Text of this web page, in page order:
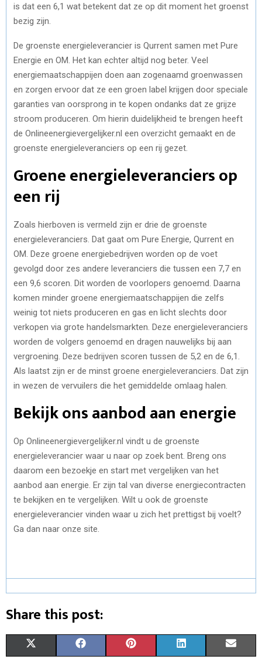
is dat een 6,1 wat betekent dat ze op dit moment het groenst
bezig zijn.
De groenste energieleverancier is Qurrent samen met Pure
Energie en OM. Het kan echter altijd nog beter. Veel
energiemaatschappijen doen aan zogenaamd groenwassen
en zorgen ervoor dat ze een groen label krijgen door speciale
garanties van oorsprong in te kopen ondanks dat ze grijze
stroom produceren. Om hierin duidelijkheid te brengen heeft
de Onlineenergievergelijker.nl een overzicht gemaakt en de
groenste energieleveranciers op een rij gezet.
Groene energieleveranciers op
een rij
Zoals hierboven is vermeld zijn er drie de groenste
energieleveranciers. Dat gaat om Pure Energie, Qurrent en
OM. Deze groene energiebedrijven worden op de voet
gevolgd door zes andere leveranciers die tussen een 7,7 en
een 9,6 scoren. Dit worden de voorlopers genoemd. Daarna
komen minder groene energiemaatschappijen die zelfs
weinig tot niets produceren en gas en licht slechts door
verkopen via grote handelsmarkten. Deze energieleveranciers
worden de volgers genoemd en dragen nauwelijks bij aan
vergroening. Deze bedrijven scoren tussen de 5,2 en de 6,1.
Als laatst zijn er de minst groene energieleveranciers. Dat zijn
in wezen de vervuilers die het gemiddelde omlaag halen.
Bekijk ons aanbod aan energie
Op Onlineenergievergelijker.nl vindt u de groenste
energieleverancier waar u naar op zoek bent. Breng ons
daarom een bezoekje en start met vergelijken van het
aanbod aan energie. Er zijn tal van diverse energiecontracten
te bekijken en te vergelijken. Wilt u ook de groenste
energieleverancier vinden waar u zich het prettigst bij voelt?
Ga dan naar onze site.
Share this post: